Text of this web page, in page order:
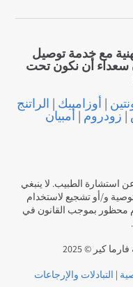
مع خدمة توصيل
أن نكون تحت
| أوزامبيك | الراتنج
| زودروم | أمبيان
استشارة الطبيب. لا ينبغي
توصية و/أو تشجيع لاستخدام
محظور بموجب القانون في
كير © 2025
| التبادلات والإرجاعات